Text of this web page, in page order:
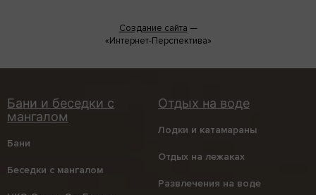
Создание сайта —
«Интернет-Перспектива»
Бани
Беседки с мангалом
Лодки и катамараны
Отдых на лежаках
Развлечения на воде